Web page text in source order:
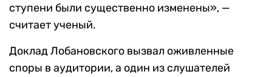
ступени были существенно изменены», —
считает ученый.
Доклад Лобановского вызвал оживленные
споры в аудитории, а один из слушателей